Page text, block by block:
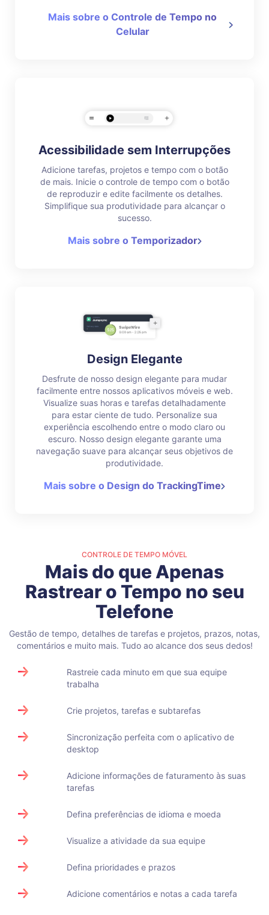
Mais sobre o Controle de Tempo no
Celular
Acessibilidade sem Interrupções
Adicione tarefas, projetos e tempo com o botão
de mais. Inicie o controle de tempo com o botão
de reproduzir e edite facilmente os detalhes.
Simplifique sua produtividade para alcançar o
sucesso.
Mais sobre o Temporizador
Design Elegante
Desfrute de nosso design elegante para mudar
facilmente entre nossos aplicativos móveis e web.
Visualize suas horas e tarefas detalhadamente
para estar ciente de tudo. Personalize sua
experiência escolhendo entre o modo claro ou
escuro. Nosso design elegante garante uma
navegação suave para alcançar seus objetivos de
produtividade.
Mais sobre o Design do TrackingTime
CONTROLE DE TEMPO MÓVEL
Mais do que Apenas
Rastrear o Tempo no seu
Telefone
Gestão de tempo, detalhes de tarefas e projetos, prazos, notas,
comentários e muito mais. Tudo ao alcance dos seus dedos!
Rastreie cada minuto em que sua equipe
trabalha
Crie projetos, tarefas e subtarefas
Sincronização perfeita com o aplicativo de
desktop
Adicione informações de faturamento às suas
tarefas
Defina preferências de idioma e moeda
Visualize a atividade da sua equipe
Defina prioridades e prazos
Adicione comentários e notas a cada tarefa